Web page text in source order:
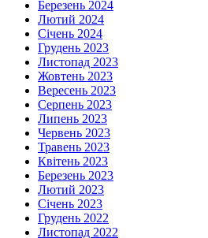
Березень 2024
Лютий 2024
Січень 2024
Грудень 2023
Листопад 2023
Жовтень 2023
Вересень 2023
Серпень 2023
Липень 2023
Червень 2023
Травень 2023
Квітень 2023
Березень 2023
Лютий 2023
Січень 2023
Грудень 2022
Листопад 2022